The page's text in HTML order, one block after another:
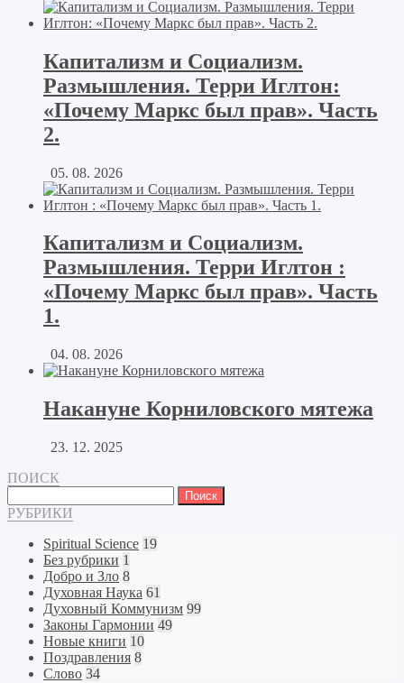
Капитализм и Социализм.
Размышления. Терри Иглтон:
«Почему Маркс был прав». Часть
2.
05. 08. 2026
Капитализм и Социализм.
Размышления. Терри Иглтон :
«Почему Маркс был прав». Часть
1.
04. 08. 2026
Накануне Корниловского мятежа
23. 12. 2025
ПОИСК
РУБРИКИ
Spiritual Science 19
Без рубрики 1
Добро и Зло 8
Духовная Наука 61
Духовный Коммунизм 99
Законы Гармонии 49
Новые книги 10
Поздравления 8
Слово 34